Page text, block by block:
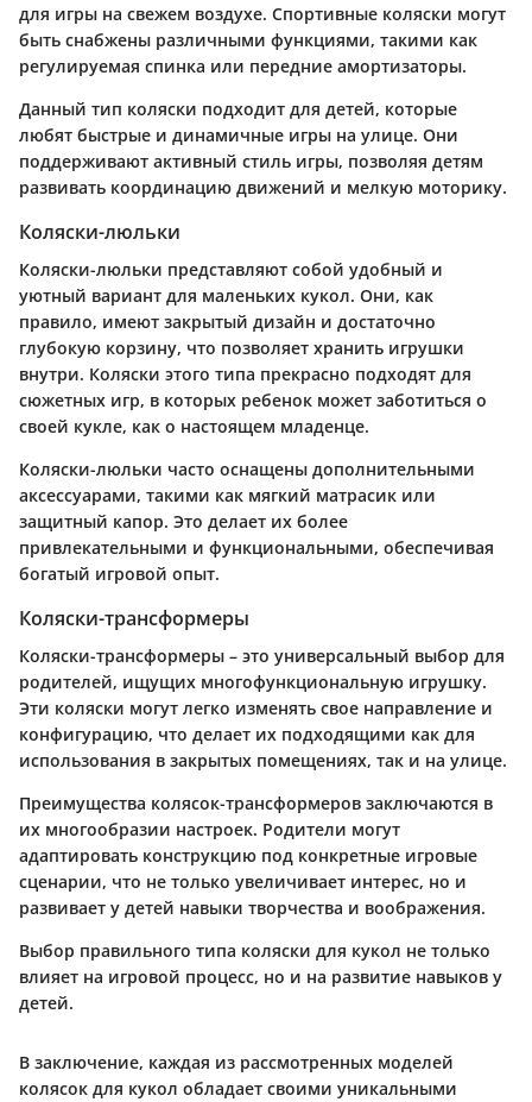
для игры на свежем воздухе. Спортивные коляски могут
быть снабжены различными функциями, такими как
регулируемая спинка или передние амортизаторы.
Данный тип коляски подходит для детей, которые
любят быстрые и динамичные игры на улице. Они
поддерживают активный стиль игры, позволяя детям
развивать координацию движений и мелкую моторику.
Коляски-люльки
Коляски-люльки представляют собой удобный и
уютный вариант для маленьких кукол. Они, как
правило, имеют закрытый дизайн и достаточно
глубокую корзину, что позволяет хранить игрушки
внутри. Коляски этого типа прекрасно подходят для
сюжетных игр, в которых ребенок может заботиться о
своей кукле, как о настоящем младенце.
Коляски-люльки часто оснащены дополнительными
аксессуарами, такими как мягкий матрасик или
защитный капор. Это делает их более
привлекательными и функциональными, обеспечивая
богатый игровой опыт.
Коляски-трансформеры
Коляски-трансформеры – это универсальный выбор для
родителей, ищущих многофункциональную игрушку.
Эти коляски могут легко изменять свое направление и
конфигурацию, что делает их подходящими как для
использования в закрытых помещениях, так и на улице.
Преимущества колясок-трансформеров заключаются в
их многообразии настроек. Родители могут
адаптировать конструкцию под конкретные игровые
сценарии, что не только увеличивает интерес, но и
развивает у детей навыки творчества и воображения.
Выбор правильного типа коляски для кукол не только
влияет на игровой процесс, но и на развитие навыков у
детей.
В заключение, каждая из рассмотренных моделей
колясок для кукол обладает своими уникальными